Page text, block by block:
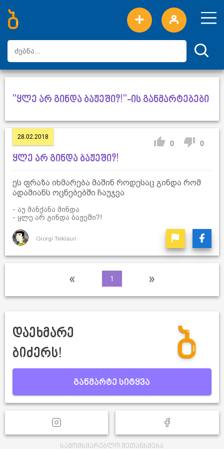
ახალი სიტყვები
ტოპ სიტყვები
დღის ტოპ სიტყვები
ტოპ მომხმარებლები
"ყლე არ გინდა ბაჟეში?!"-ის განმარტებები
28.02.2018
0 0
ყლე არ გინდა ბაჟეში?!
ეს ფრაზა იხმარება მაშინ როდესაც გინდა რომ
ადამიანს ოცნებებში ჩაუჯვა
- აუ მანქანა მინდა
- ყლე არ გინდა ბაჟეში?!
Giorgi Tsiklauri
« 1 »
დაეხმარე
ბიძერს!
განმარტე სიტყვა
სამომხმარებლო შეთანხმება